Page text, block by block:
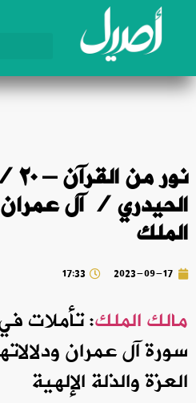
الملك
2023-09-17
17:33
مالك الملك
سورة آل عمران
العزة والذلة الإلهية